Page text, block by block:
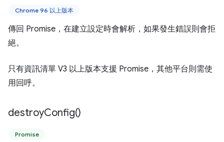
Chrome 96 以上版本
傳回 Promise，在建立設定時會解析，如果發生錯誤則會拒
絕。
只有資訊清單 V3 以上版本支援 Promise，其他平台則需使
用回呼。
destroyConfig()
Promise